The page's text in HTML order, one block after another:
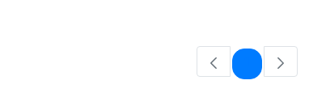
Pagina